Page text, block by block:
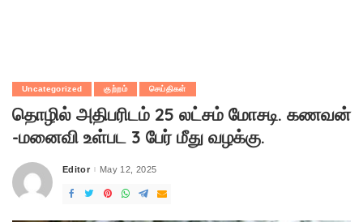
Uncategorized குற்றம் செய்திகள்
தொழில் அதிபரிடம் 25 லட்சம் மோசடி. கணவன்
-மனைவி உள்பட 3 பேர் மீது வழக்கு.
Posted
Editor May 12, 2025